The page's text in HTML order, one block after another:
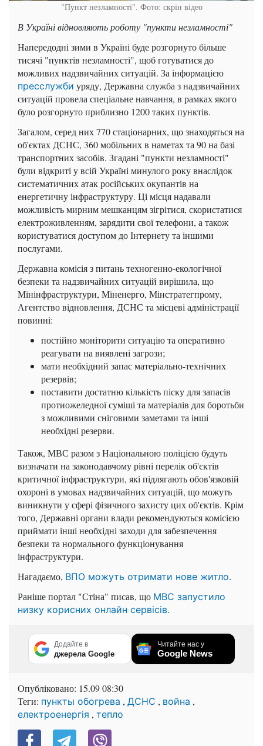
"Пункт незламності". Фото: скрін відео
В Україні відновляють роботу "пункти незламності"
Напередодні зими в Україні буде розгорнуто більше
тисячі "пунктів незламності", щоб готуватися до
можливих надзвичайних ситуацій. За інформацією
пресслужби уряду, Державна служба з надзвичайних
ситуацій провела спеціальне навчання, в рамках якого
було розгорнуто приблизно 1200 таких пунктів.
Загалом, серед них 770 стаціонарних, що знаходяться на
об'єктах ДСНС, 360 мобільних в наметах та 90 на базі
транспортних засобів. Згадані "пункти незламності"
були відкриті у всій Україні минулого року внаслідок
систематичних атак російських окупантів на
енергетичну інфраструктуру. Ці місця надавали
можливість мирним мешканцям зігрітися, скористатися
електроживленням, зарядити свої телефони, а також
користуватися доступом до Інтернету та іншими
послугами.
Державна комісія з питань техногенно-екологічної
безпеки та надзвичайних ситуацій вирішила, що
Мінінфраструктури, Міненерго, Мінстратегпрому,
Агентство відновлення, ДСНС та місцеві адміністрації
повинні:
постійно моніторити ситуацію та оперативно
реагувати на виявлені загрози;
мати необхідний запас матеріально-технічних
резервів;
поставити достатню кількість піску для запасів
протиожеледної суміші та матеріалів для боротьби
з можливими сніговими заметами та інші
необхідні резерви.
Також, МВС разом з Національною поліцією будуть
визначати на законодавчому рівні перелік об'єктів
критичної інфраструктури, які підлягають обов'язковій
охороні в умовах надзвичайних ситуацій, що можуть
виникнути у сфері фізичного захисту цих об'єктів. Крім
того, Державні органи влади рекомендуються комісією
приймати інші необхідні заходи для забезпечення
безпеки та нормального функціонування
інфраструктури.
Нагадаємо, ВПО можуть отримати нове житло.
Раніше портал "Стіна" писав, що МВС запустило
низку корисних онлайн сервісів.
Додайте в
джерела Google
Читайте нас у
Google News
Опубліковано: 15.09 08:30
Теги: пункты обогрева , ДСНС , война ,
електроенергія , тепло